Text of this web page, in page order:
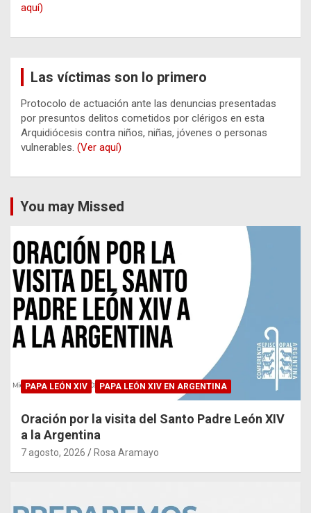
aquí)
Las víctimas son lo primero
Protocolo de actuación ante las denuncias presentadas
por presuntos delitos cometidos por clérigos en esta
Arquidiócesis contra niños, niñas, jóvenes o personas
vulnerables. (Ver aquí)
You may Missed
PAPA LEÓN XIV PAPA LEÓN XIV EN ARGENTINA
Oración por la visita del Santo Padre León XIV
a la Argentina
7 agosto, 2026 Rosa Aramayo